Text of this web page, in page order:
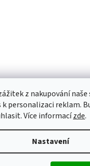
z nakupování
personalizaci reklam.
Více informacízde.
Nastavení